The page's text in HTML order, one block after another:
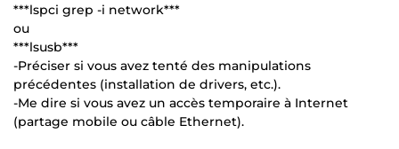
***lspci grep -i network***
ou
***lsusb***
-Préciser si vous avez tenté des manipulations
précédentes (installation de drivers, etc.).
-Me dire si vous avez un accès temporaire à Internet
(partage mobile ou câble Ethernet).